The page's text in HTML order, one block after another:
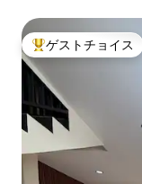
大好評のゲストチ
ゲストチョイス